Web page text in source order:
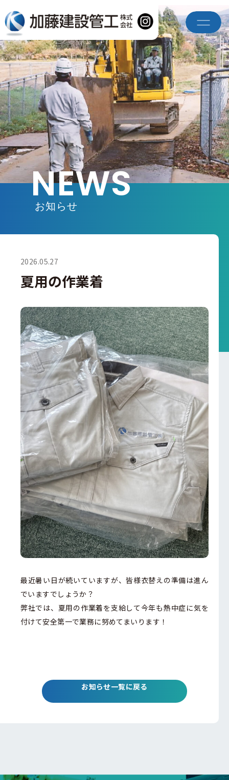
NEWS
お知らせ
2026.05.27
夏用の作業着
最近暑い日が続いていますが、皆様衣替えの準備は進ん
でいますでしょうか？
弊社では、夏用の作業着を支給して今年も熱中症に気を
付けて安全第一で業務に努めてまいります！
お知らせ一覧に戻る